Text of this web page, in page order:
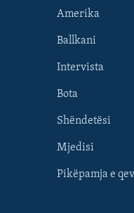
Amerika
Ballkani
Intervista
Bota
Shëndetësi
Mjedisi
Pikëpamja e